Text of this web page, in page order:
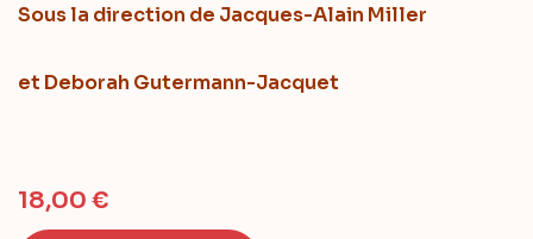
Sous la direction de Jacques-Alain Miller
et Deborah Gutermann-Jacquet
18,00 €